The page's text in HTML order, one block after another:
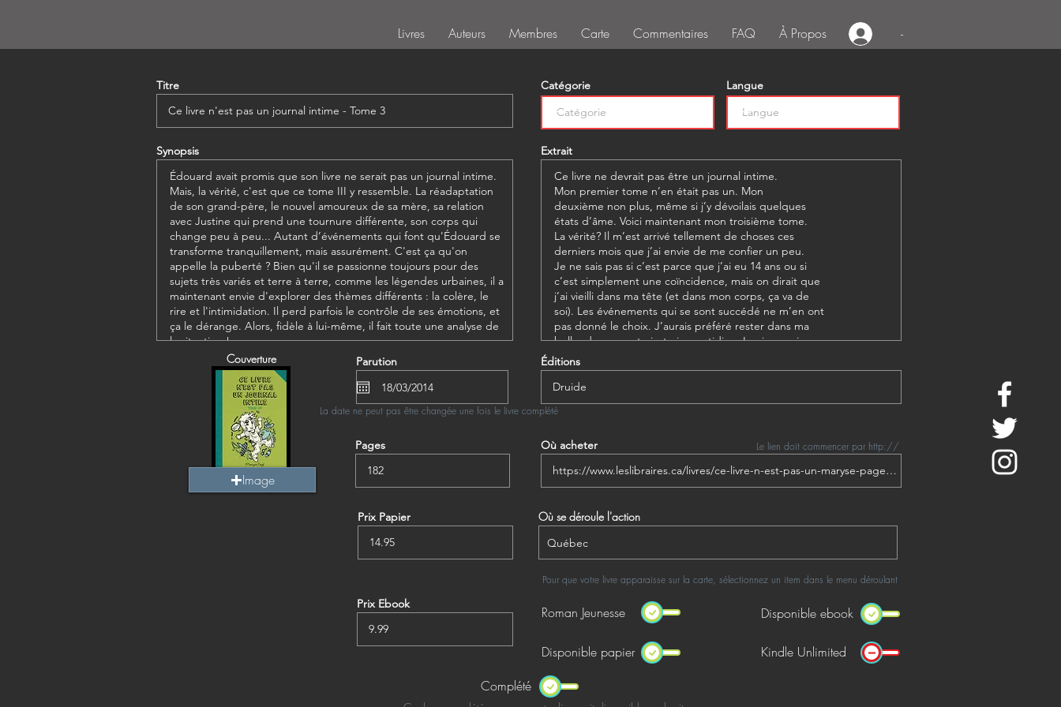
Livres Auteurs Membres Carte Commentaires FAQ À Propos -
Titre Catégorie Langue
Synopsis Extrait
Éditions
Pages
Parution
La date ne peut pas être changée une fois le livre complété
Couverture
Image
Le lien doit commencer par http://
Où acheter
Prix Papier Où se déroule l'action
Pour que votre livre apparaisse sur la carte, sélectionnez un item dans le menu déroulant
Prix Ebook Roman Jeunesse
Disponible papier
Disponible ebook
Kindle Unlimited
Complété